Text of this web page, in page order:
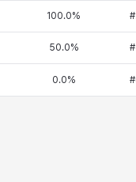
100.0% #
50.0% #
0.0% #